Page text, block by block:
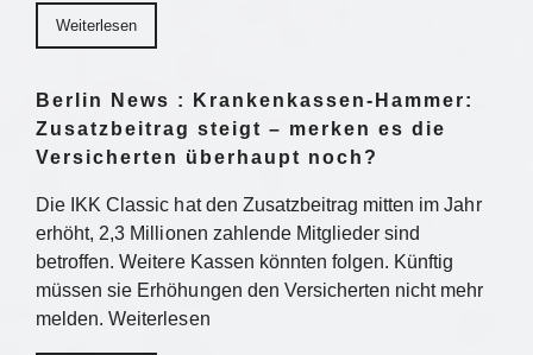
Weiterlesen
Berlin News : Krankenkassen-Hammer:
Zusatzbeitrag steigt – merken es die
Versicherten überhaupt noch?
Die IKK Classic hat den Zusatzbeitrag mitten im Jahr
erhöht, 2,3 Millionen zahlende Mitglieder sind
betroffen. Weitere Kassen könnten folgen. Künftig
müssen sie Erhöhungen den Versicherten nicht mehr
melden. Weiterlesen